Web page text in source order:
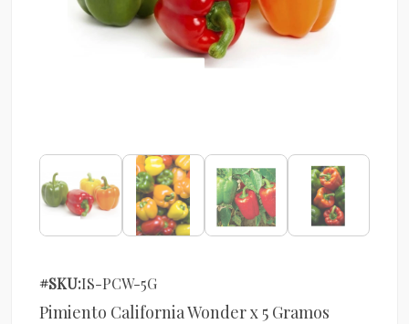
#SKU:IS-PCW-5G
Pimiento California Wonder x 5 Gramos